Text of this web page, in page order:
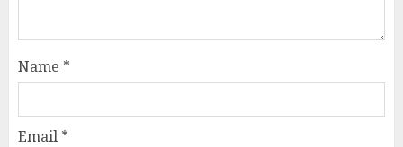
Name *
Email *